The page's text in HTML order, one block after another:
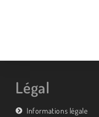
Légal
Informations légale